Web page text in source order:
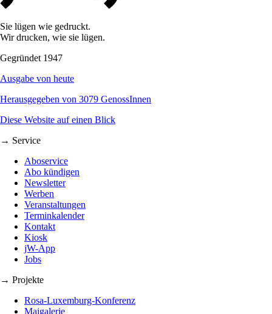
Sie lügen wie gedruckt.
Wir drucken, wie sie lügen.
Gegründet 1947
Ausgabe von heute
Herausgegeben von 3079 GenossInnen
Diese Website auf einen Blick
→ Service
Aboservice
Abo kündigen
Newsletter
Werben
Veranstaltungen
Terminkalender
Kontakt
Kiosk
jW-App
Jobs
→ Projekte
Rosa-Luxemburg-Konferenz
Maigalerie